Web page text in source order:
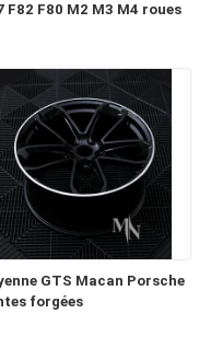
F82 F80 M2 M3 M4 roues
GTS Macan Porsche
forgées